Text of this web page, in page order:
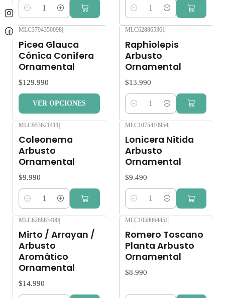
Cantidad Cantidad
MLC3794350098
Picea Glauca
Cónica Conifera
Ornamental
$129.990
VER OPCIONES
MLC628865361
Raphiolepis
Arbusto
Ornamental
$13.990
Cantidad
MLC953621411 |
Coleonema
Arbusto
Ornamental
$9.990
Cantidad
MLC1075410954|
Lonicera Nitida
Arbusto
Ornamental
$9.490
Cantidad
MLC628863400
Mirto / Arrayan /
Arbusto
Aromático
Ornamental
$14.990
MLC1058064451
Romero Toscano
Planta Arbusto
Ornamental
$8.990